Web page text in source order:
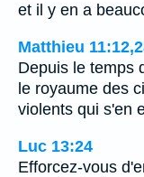
et il y en a
Matthieu
Depuis le temps
le royaume des
violents qui s'en
Luc 13:24
Efforcez-vous